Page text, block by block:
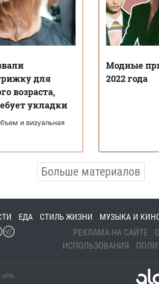
для
возраста,
укладки
и визуальная
Модные
2022 года
Больше материалов
ЕДА СТИЛЬ ЖИЗНИ МУЗЫКА И
РЕКЛАМА НА САЙТЕ
ИСПОЛЬЗОВАНИЯ